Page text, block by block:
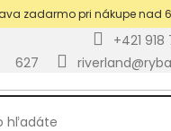
zadarmo pri nákupe nad
+421 918
627
BLOG